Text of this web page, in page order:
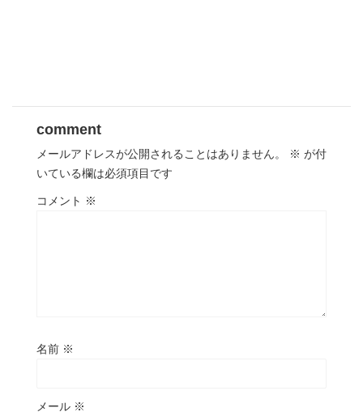
comment
メールアドレスが公開されることはありません。 ※ が付
いている欄は必須項目です
コメント ※
名前 ※
メール ※